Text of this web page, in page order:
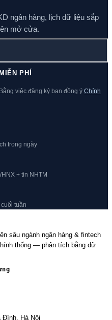
ngân hàng, lịch dữ liệu sắp
mở cửa.
PHÍ
việc đăng ký bạn đồng ý Chính
trong ngày
+ tin NHTM
tuần
sâu ngành ngân hàng & fintech
thống — phân tích bằng dữ
Đình, Hà Nội